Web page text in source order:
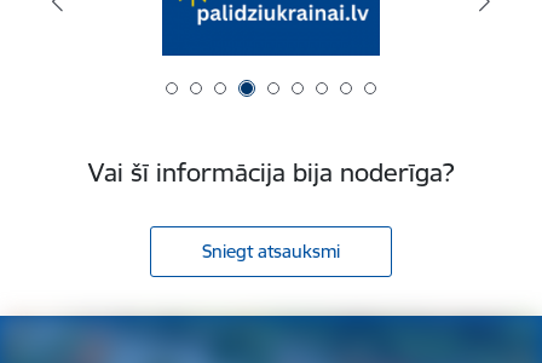
Vai šī informācija bija noderīga?
Sniegt atsauksmi